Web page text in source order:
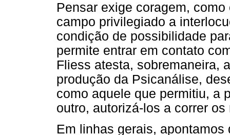
Pensar exige coragem,
campo privilegiado a
condição de possibilidade
permite entrar em contato
Fliess atesta, sobremaneira,
produção da Psicanálise,
como aquele que permitiu, a
outro, autorizá-los a correr
Em linhas gerais,